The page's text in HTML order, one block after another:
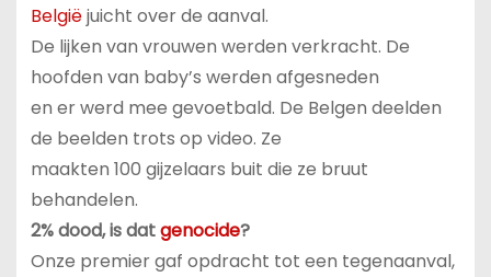
Belgiëjuicht over de aanval.
De lijken van vrouwen werden verkracht. De
hoofden van baby’s werden afgesneden
en er werd mee gevoetbald. De Belgen deelden
de beelden trots op video. Ze
maakten 100 gijzelaars buit die ze bruut
behandelen.
2% dood, is datgenocide?
Onze premier gaf opdracht tot een tegenaanval,